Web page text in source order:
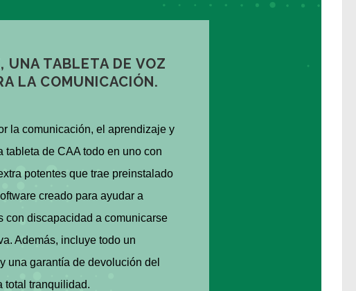
UNA TABLETA DE VOZ
LA COMUNICACIÓN.
la comunicación, el aprendizaje y
tableta de CAA todo en uno con
potentes que trae preinstalado
creado para ayudar a
con discapacidad a comunicarse
Además, incluye todo un
una garantía de devolución del
total tranquilidad.